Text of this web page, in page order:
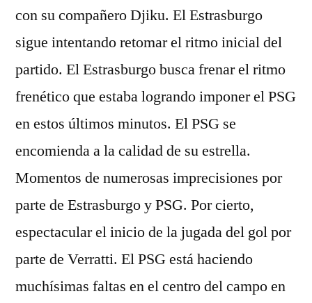
con su compañero Djiku. El Estrasburgo
sigue intentando retomar el ritmo inicial del
partido. El Estrasburgo busca frenar el ritmo
frenético que estaba logrando imponer el PSG
en estos últimos minutos. El PSG se
encomienda a la calidad de su estrella.
Momentos de numerosas imprecisiones por
parte de Estrasburgo y PSG. Por cierto,
espectacular el inicio de la jugada del gol por
parte de Verratti. El PSG está haciendo
muchísimas faltas en el centro del campo en